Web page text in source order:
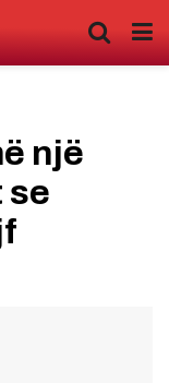
një
se